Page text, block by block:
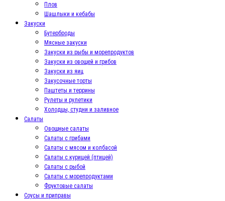
Плов
Шашлыки и кебабы
Закуски
Бутерброды
Мясные закуски
Закуски из рыбы и морепродуктов
Закуски из овощей и грибов
Закуски из яиц
Закусочные торты
Паштеты и террины
Рулеты и рулетики
Холодцы, студни и заливное
Салаты
Овощные салаты
Салаты с грибами
Салаты с мясом и колбасой
Салаты с курицей (птицей)
Салаты с рыбой
Салаты с морепродуктами
Фруктовые салаты
Соусы и приправы